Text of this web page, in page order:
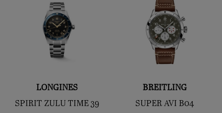
LONGINES
SPIRIT ZULU TIME 39
BREITLING
SUPER AVI B04